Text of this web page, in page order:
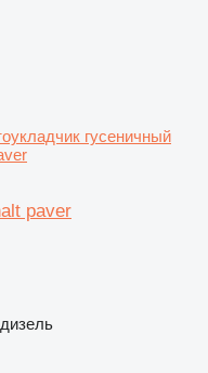
гусеничный
paver
дизель